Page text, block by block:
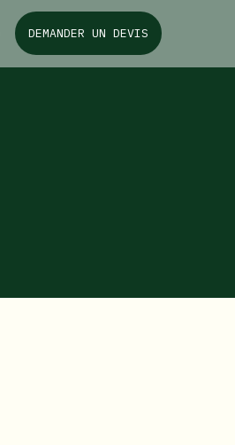
DEMANDER UN DEVIS